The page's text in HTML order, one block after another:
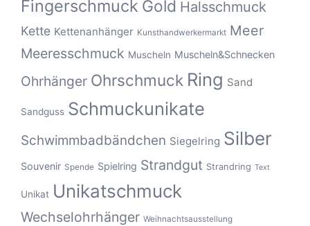
Fingerschmuck Gold Halsschmuck
Kette Kettenanhänger Kunsthandwerkermarkt Meer
Meeresschmuck Muscheln Muscheln&Schnecken
Ohrhänger Ohrschmuck Ring Sand
Sandguss Schmuckunikate
Schwimmbadbändchen Siegelring Silber
Souvenir Spende Spielring Strandgut Strandring Text
Unikat Unikatschmuck
Wechselohrhänger Weihnachtsausstellung